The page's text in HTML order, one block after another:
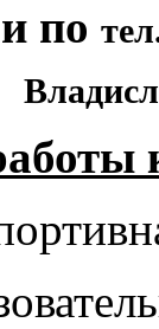
и по